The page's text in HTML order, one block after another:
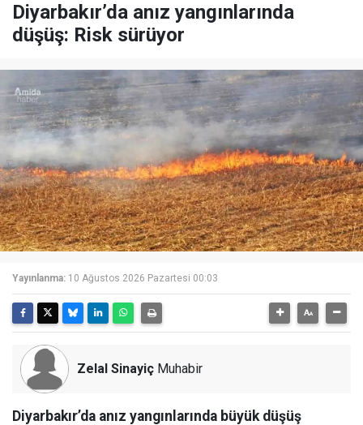
Diyarbakır’da anız yangınlarında
düşüş: Risk sürüyor
Yayınlanma: 10 Ağustos 2026 Pazartesi 00:03
Zelal Sinayiç Muhabir
Diyarbakır’da anız yangınlarında büyük düşüş